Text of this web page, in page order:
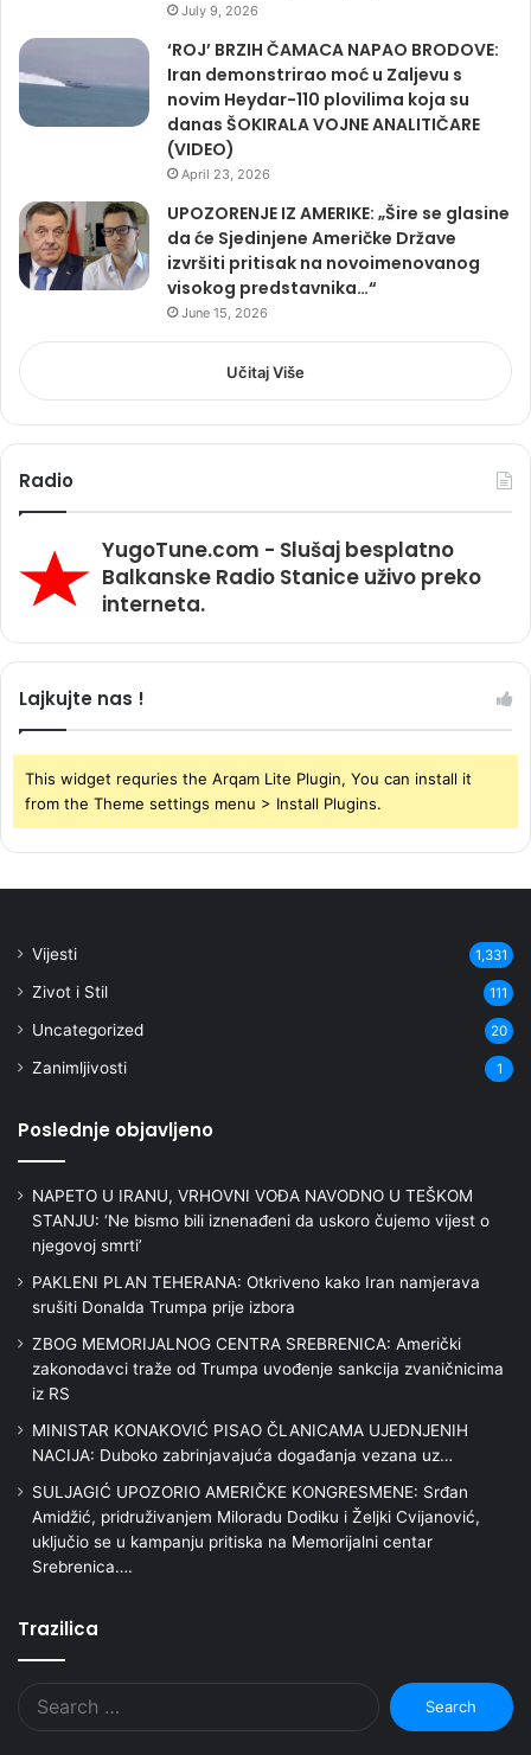
July 9, 2026
‘ROJ’ BRZIH ČAMACA NAPAO BRODOVE:
Iran demonstrirao moć u Zaljevu s
novim Heydar-110 plovilima koja su
danas ŠOKIRALA VOJNE ANALITIČARE
(VIDEO)
April 23, 2026
UPOZORENJE IZ AMERIKE: „Šire se glasine
da će Sjedinjene Američke Države
izvršiti pritisak na novoimenovanog
visokog predstavnika…“
June 15, 2026
Učitaj Više
Radio
YugoTune.com - Slušaj besplatno
Balkanske Radio Stanice uživo preko
interneta.
Lajkujte nas !
This widget requries the Arqam Lite Plugin, You can install it
from the Theme settings menu > Install Plugins.
Vijesti 1,331
Zivot i Stil 111
Uncategorized 20
Zanimljivosti 1
Poslednje objavljeno
NAPETO U IRANU, VRHOVNI VOĐA NAVODNO U TEŠKOM
STANJU: ‘Ne bismo bili iznenađeni da uskoro čujemo vijest o
njegovoj smrti’
PAKLENI PLAN TEHERANA: Otkriveno kako Iran namjerava
srušiti Donalda Trumpa prije izbora
ZBOG MEMORIJALNOG CENTRA SREBRENICA: Američki
zakonodavci traže od Trumpa uvođenje sankcija zvaničnicima
iz RS
MINISTAR KONAKOVIĆ PISAO ČLANICAMA UJEDNJENIH
NACIJA: Duboko zabrinjavajuća događanja vezana uz…
SULJAGIĆ UPOZORIO AMERIČKE KONGRESMENE: Srđan
Amidžić, pridruživanjem Miloradu Dodiku i Željki Cvijanović,
uključio se u kampanju pritiska na Memorijalni centar
Srebrenica….
Trazilica
Search
for: